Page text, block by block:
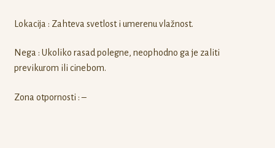
Lokacija : Zahteva svetlost i umerenu vlažnost.
Nega : Ukoliko rasad polegne, neophodno ga je zaliti
previkurom ili cinebom.
Zona otpornosti : –